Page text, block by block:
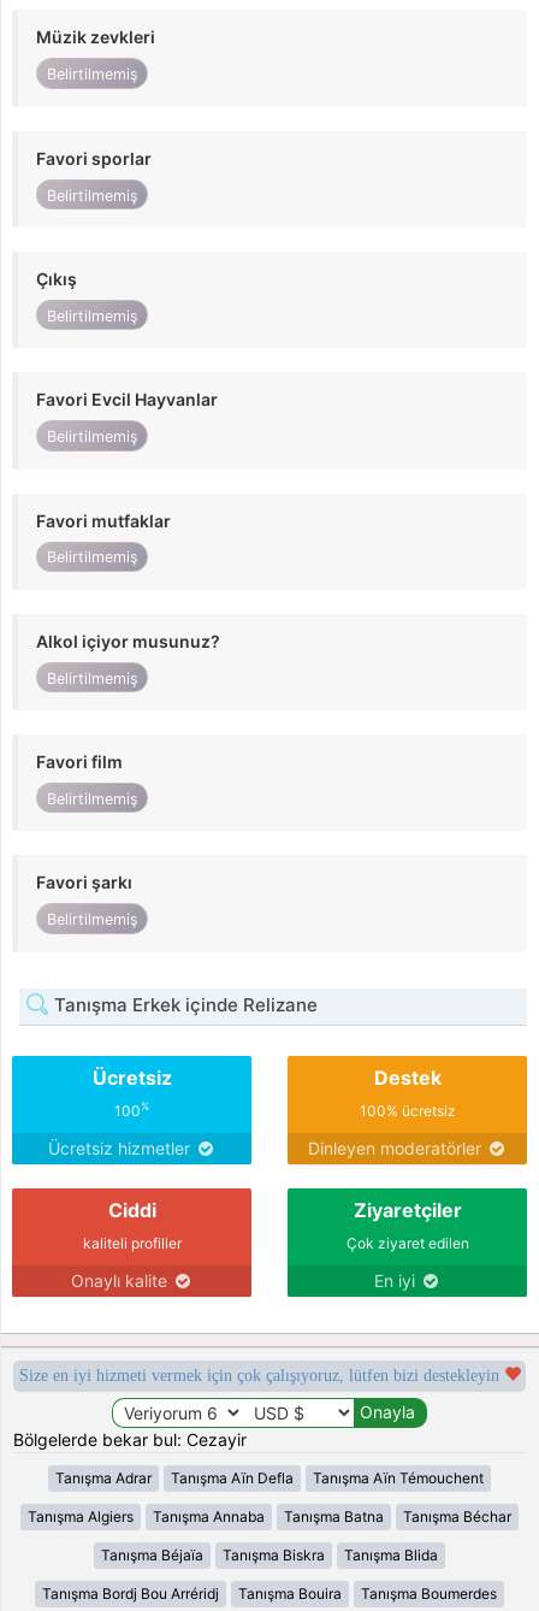
Müzik zevkleri
Belirtilmemiş
Favori sporlar
Belirtilmemiş
Çıkış
Belirtilmemiş
Favori Evcil Hayvanlar
Belirtilmemiş
Favori mutfaklar
Belirtilmemiş
Alkol içiyor musunuz?
Belirtilmemiş
Favori film
Belirtilmemiş
Favori şarkı
Belirtilmemiş
Tanışma Erkek içinde Relizane
Ücretsiz
100%
Ücretsiz hizmetler
Destek
100% ücretsiz
Dinleyen moderatörler
Ciddi
kaliteli profiller
Onaylı kalite
Ziyaretçiler
Çok ziyaret edilen
En iyi
Size en iyi hizmeti vermek için çok çalışıyoruz, lütfen bizi destekleyin
Bölgelerde bekar bul: Cezayir
Tanışma Adrar Tanışma Aïn Defla Tanışma Aïn Témouchent
Tanışma Algiers Tanışma Annaba Tanışma Batna Tanışma Béchar
Tanışma Béjaïa Tanışma Biskra Tanışma Blida
Tanışma Bordj Bou Arréridj Tanışma Bouira Tanışma Boumerdes